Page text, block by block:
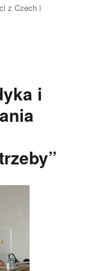
z Czech i
i